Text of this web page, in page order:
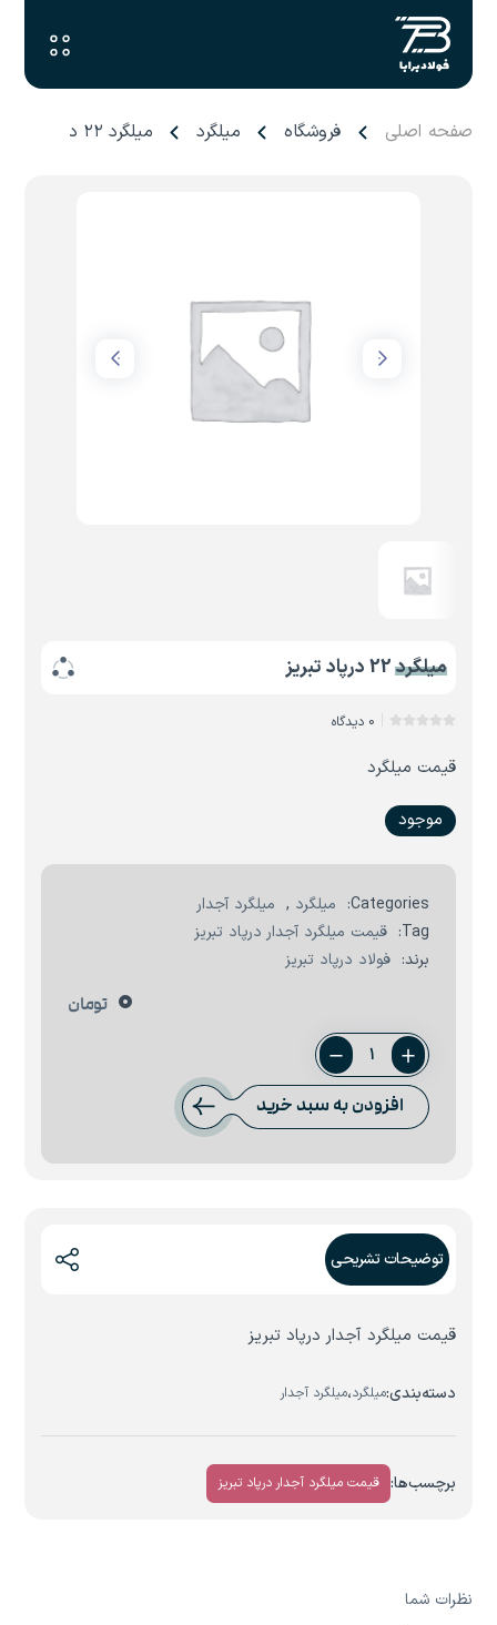
صفحه اصلی فروشگاه میلگرد میلگرد ۲۲ درپاد تبریز
میلگرد 22 درپاد تبریز
0 دیدگاه
قیمت میلگرد
موجود
Categories: میلگرد , میلگرد آجدار
Tag:
قیمت میلگرد آجدار درپاد تبریز
برند: فولاد درپاد تبریز
0 تومان
میلگرد
22
درپاد
افزودن به سبد خرید
توضیحات تشریحی
قیمت میلگرد آجدار درپاد تبریز
دسته‌بندی:میلگرد،میلگرد آجدار
برچسب‌ها: قیمت میلگرد آجدار درپاد تبریز
نظرات شما